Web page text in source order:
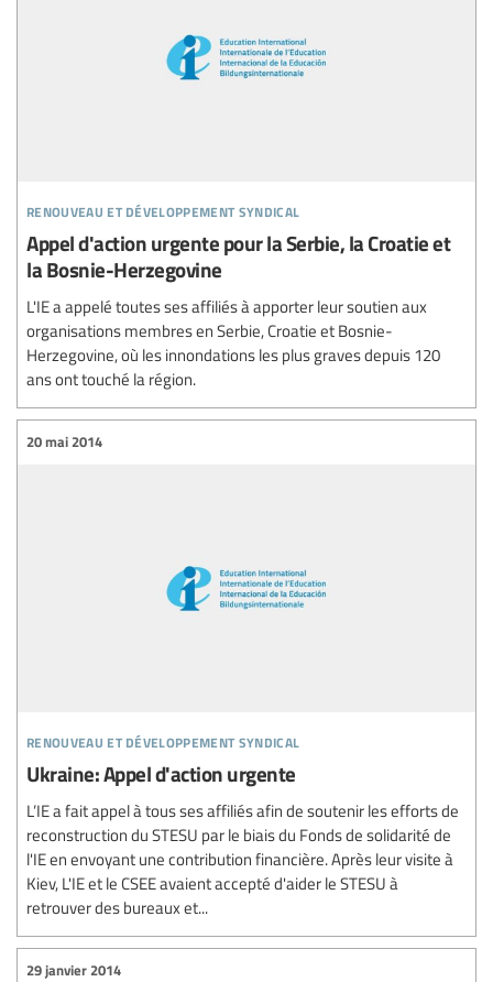
renouveau et développement syndical
Appel d'action urgente pour la Serbie, la Croatie et
la Bosnie-Herzegovine
L'IE a appelé toutes ses affiliés à apporter leur soutien aux
organisations membres en Serbie, Croatie et Bosnie-
Herzegovine, où les innondations les plus graves depuis 120
ans ont touché la région.
renouveau et développement syndical
20 mai 2014
Ukraine: Appel d'action urgente
L’IE a fait appel à tous ses affiliés afin de soutenir les efforts de
reconstruction du STESU par le biais du Fonds de solidarité de
l'IE en envoyant une contribution financière. Après leur visite à
Kiev, L'IE et le CSEE avaient accepté d'aider le STESU à
retrouver des bureaux et...
29 janvier 2014